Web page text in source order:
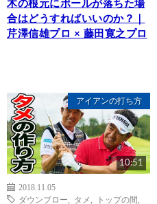
木の根元にボールが落ちた場
合はどうすればいいのか？｜
芹澤信雄プロ × 藤田寛之プロ
アイアンの打ち方
10:51
2018.11.05
ダウンブロー
タメ トップの間